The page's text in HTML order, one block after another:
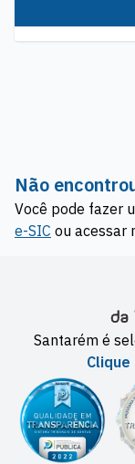
Não
Você pode fazer
e-SIC ou acessar
Santarém é